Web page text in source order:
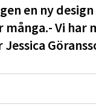
en ny
Vi